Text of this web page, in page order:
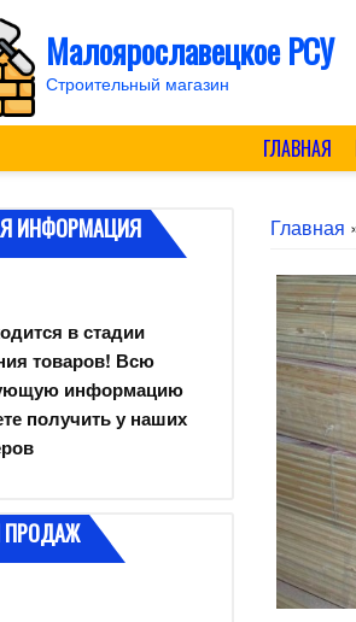
Малоярославецкое РСУ
Строительный магазин
ГЛАВНАЯ
ИНФОРМАЦИЯ
в стадии
товаров! Всю
информацию
получить у наших
ПРОДАЖ
Главная